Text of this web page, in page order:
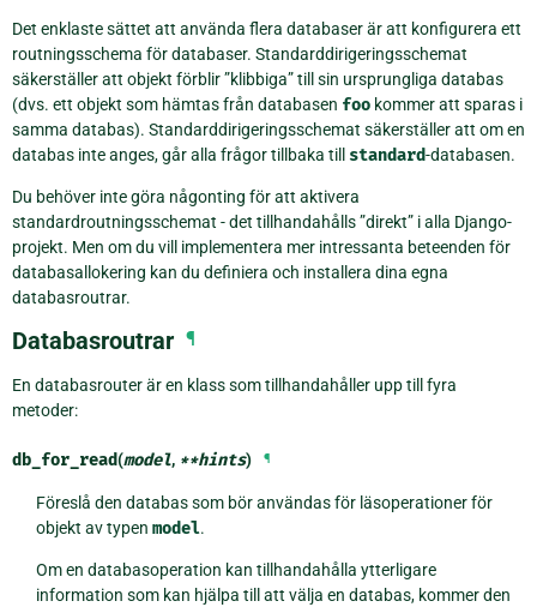
Det enklaste sättet att använda flera databaser är att konfigurera ett
routningsschema för databaser. Standarddirigeringsschemat
säkerställer att objekt förblir ”klibbiga” till sin ursprungliga databas
(dvs. ett objekt som hämtas från databasen foo kommer att sparas i
samma databas). Standarddirigeringsschemat säkerställer att om en
databas inte anges, går alla frågor tillbaka till standard-databasen.
Du behöver inte göra någonting för att aktivera
standardroutningsschemat - det tillhandahålls ”direkt” i alla Django-
projekt. Men om du vill implementera mer intressanta beteenden för
databasallokering kan du definiera och installera dina egna
databasroutrar.
Databasroutrar ¶
En databasrouter är en klass som tillhandahåller upp till fyra
metoder:
db_for_read(model, **hints) ¶
Föreslå den databas som bör användas för läsoperationer för
objekt av typen model.
Om en databasoperation kan tillhandahålla ytterligare
information som kan hjälpa till att välja en databas, kommer den